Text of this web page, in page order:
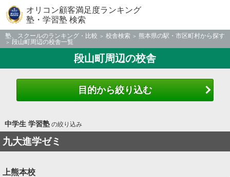
オリコン顧客満足度ランキング
塾・学習塾 検索
塾、スクールのランキング・比較 校舎検索
熊本県の駅・市区町村から探す
段山町周辺の校舎一覧
段山町周辺の校舎
目的から絞り込む
中学生 学習塾の絞り込み
九大進学ゼミ
上熊本校